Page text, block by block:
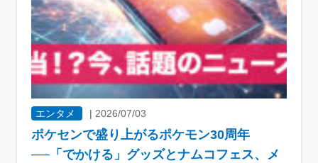
エンタメ |2026/07/03
ポケセンで盛り上がるポケモン30周年
──「でかける」グッズとナムコフェス、メ